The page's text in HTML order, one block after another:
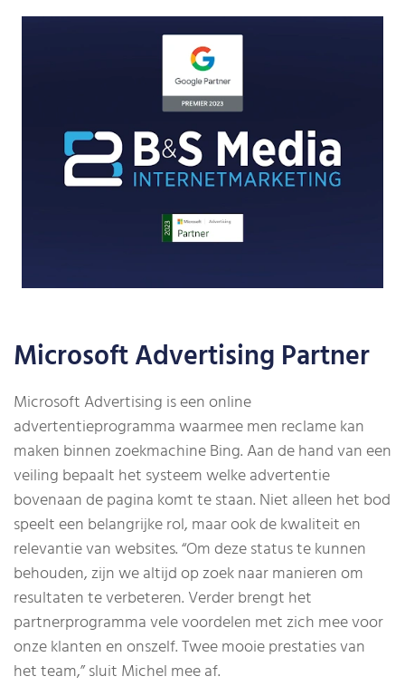
Microsoft Advertising Partner
Microsoft Advertising is een online
advertentieprogramma waarmee men reclame kan
maken binnen zoekmachine Bing. Aan de hand van een
veiling bepaalt het systeem welke advertentie
bovenaan de pagina komt te staan. Niet alleen het bod
speelt een belangrijke rol, maar ook de kwaliteit en
relevantie van websites. “Om deze status te kunnen
behouden, zijn we altijd op zoek naar manieren om
resultaten te verbeteren. Verder brengt het
partnerprogramma vele voordelen met zich mee voor
onze klanten en onszelf. Twee mooie prestaties van
het team,” sluit Michel mee af.